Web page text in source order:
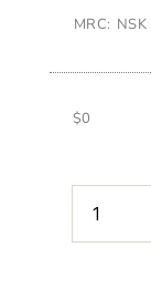
MRC: NSK
$0